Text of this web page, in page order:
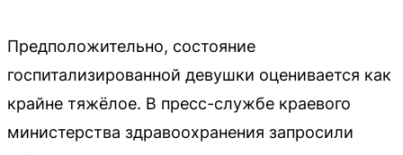
Предположительно, состояние
госпитализированной девушки оценивается как
крайне тяжёлое. В пресс-службе краевого
министерства здравоохранения запросили